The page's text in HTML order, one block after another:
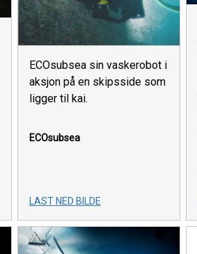
ECOsubsea sin vaskerobot i
aksjon på en skipsside som
ligger til kai.
ECOsubsea
LAST NED BILDE